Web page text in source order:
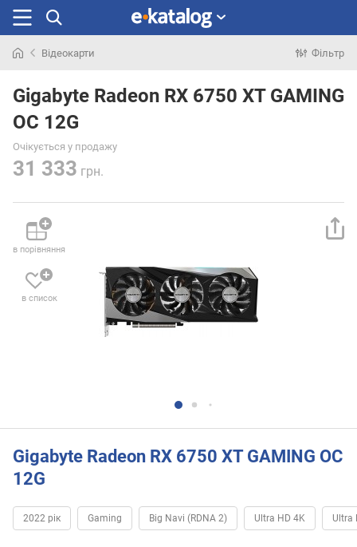
раніше
Відеокарти Фільтр
Gigabyte Radeon RX 6750 XT GAMING
OC 12G
Очікується у продажу
31 333 грн.
в порівняння
в список
Gigabyte Radeon RX 6750 XT GAMING OC
12G
2022 рік Gaming Big Navi (RDNA 2) Ultra HD 4K Ultra